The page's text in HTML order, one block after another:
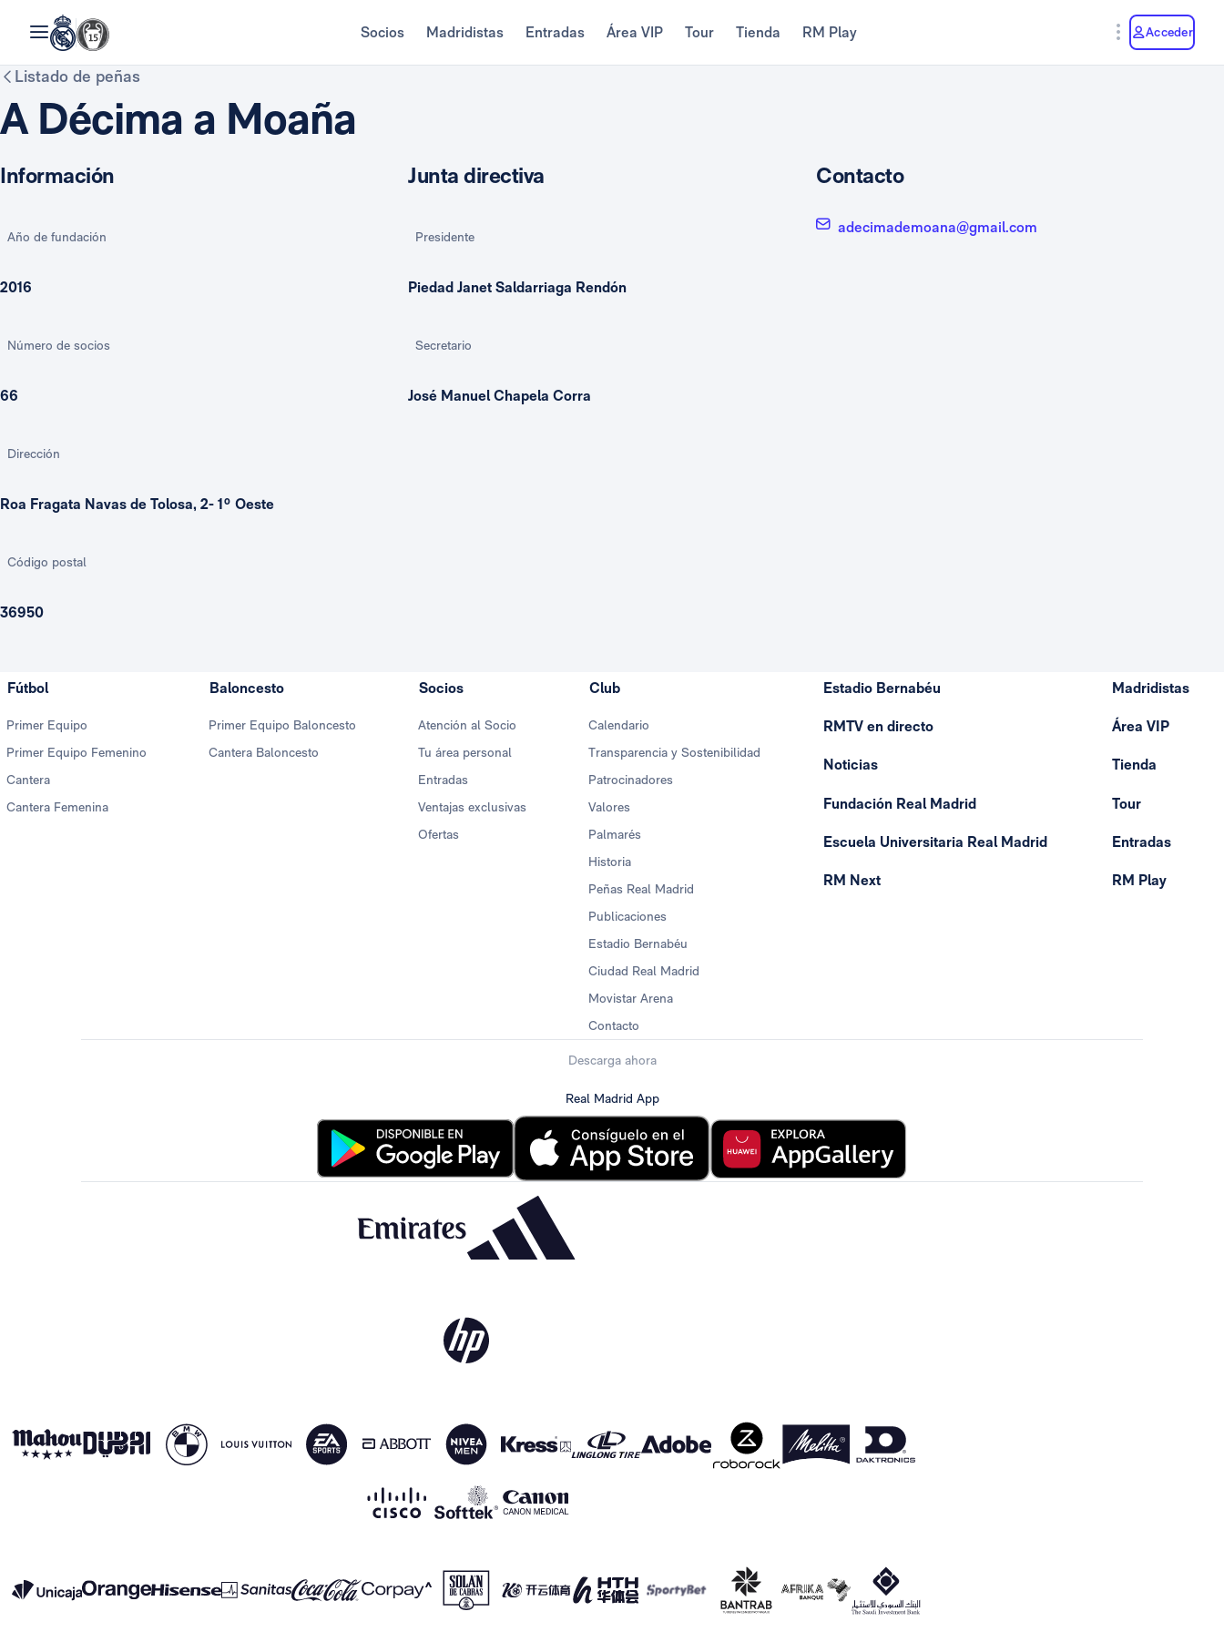
Socios Madridistas Entradas Área VIP Tour Tienda RM Play Acceder
Listado de peñas
A Décima a Moaña
Información
Año de fundación
2016
Número de socios
66
Dirección
Roa Fragata Navas de Tolosa, 2- 1º Oeste
Código postal
36950
Junta directiva
Presidente
Piedad Janet Saldarriaga Rendón
Secretario
José Manuel Chapela Corra
Contacto
adecimademoana@gmail.com
Fútbol
Primer Equipo
Primer Equipo Femenino
Cantera
Cantera Femenina
Baloncesto
Primer Equipo Baloncesto
Cantera Baloncesto
Socios
Atención al Socio
Tu área personal
Entradas
Ventajas exclusivas
Ofertas
Club
Calendario
Transparencia y Sostenibilidad
Patrocinadores
Valores
Palmarés
Historia
Peñas Real Madrid
Publicaciones
Estadio Bernabéu
Ciudad Real Madrid
Movistar Arena
Contacto
Estadio Bernabéu
RMTV en directo
Noticias
Fundación Real Madrid
Escuela Universitaria Real Madrid
RM Next
Madridistas
Área VIP
Tienda
Tour
Entradas
RM Play
Descarga ahora
Real Madrid App